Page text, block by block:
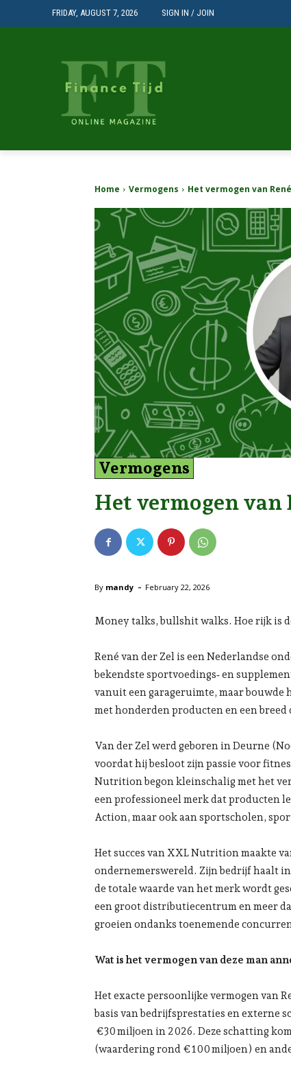
FRIDAY, AUGUST 7, 2026 SIGN IN / JOIN
Home Vermogens Het vermogen van
Vermogens
Het vermogen van
By mandy - February 22, 2026
Money talks, bullshit walks. Hoe rijk is
René van der Zel is een Nederlandse
bekendste sportvoedings‑ en
vanuit een garageruimte, maar
met honderden producten en een
Van der Zel werd geboren in Deurne
voordat hij besloot zijn passie voor
Nutrition begon kleinschalig met het
een professioneel merk dat producten
Action, maar ook aan sportscholen,
Het succes van XXL Nutrition maakte
ondernemerswereld. Zijn bedrijf haalt
de totale waarde van het merk wordt
een groot distributiecentrum en meer
groeien ondanks toenemende
Wat is het vermogen van deze man
Het exacte persoonlijke vermogen van
basis van bedrijfsprestaties en externe
€30 miljoen in 2026. Deze schatting
(waardering rond €100 miljoen) en